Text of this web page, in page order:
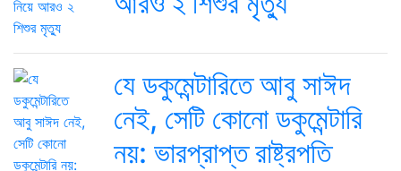
যে ডকুমেন্টারিতে আবু সাঈদ
নেই, সেটি কোনো ডকুমেন্টারি
নয়: ভারপ্রাপ্ত রাষ্ট্রপতি